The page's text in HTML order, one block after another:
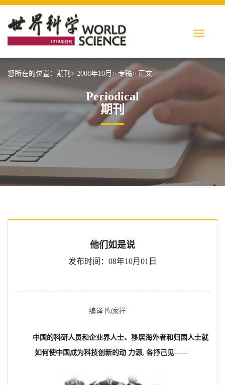
您所在的位置： 期刊> 2008年10月> 专稿> 正文
Periodical
期刊
他们如是说
发布时间：08年10月01日
编译 陶家祥
中国的科研人员和企业界人士、移居海外者和归国人士就
如何使中国成为科技创新的动 力源, 各抒己见——